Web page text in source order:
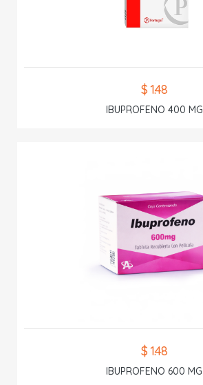
$ 1.48
IBUPROFENO 400 MG
$ 1.48
IBUPROFENO 600 MG